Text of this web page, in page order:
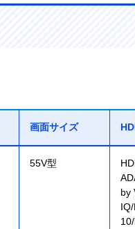
画面サイズ
55V型
by
IQ/